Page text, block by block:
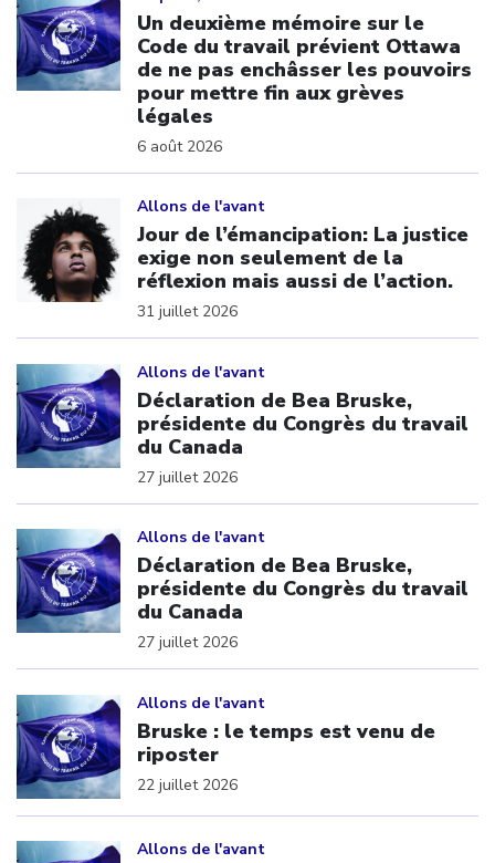
Un deuxième mémoire sur le
Code du travail prévient Ottawa
de ne pas enchâsser les pouvoirs
pour mettre fin aux grèves
légales
6 août 2026
Allons de l'avant
Jour de l’émancipation: La justice
exige non seulement de la
réflexion mais aussi de l’action.
31 juillet 2026
Allons de l'avant
Déclaration de Bea Bruske,
présidente du Congrès du travail
du Canada
27 juillet 2026
Allons de l'avant
Déclaration de Bea Bruske,
présidente du Congrès du travail
du Canada
27 juillet 2026
Allons de l'avant
Bruske : le temps est venu de
riposter
22 juillet 2026
Allons de l'avant